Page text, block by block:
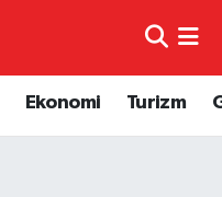
Ekonomi Turizm